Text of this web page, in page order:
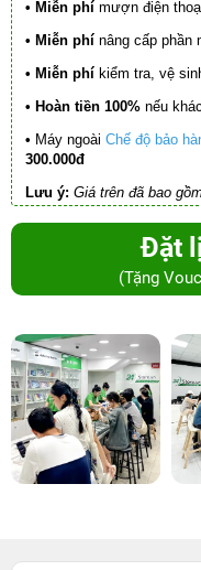
• Miễn phí mượn điện
• Miễn phí nâng cấp phần
• Miễn phí kiểm tra, vệ
• Hoàn tiền 100% nếu
• Máy ngoài Chế độ bảo
300.000đ
Lưu ý: Giá trên đã bao
Đặt
(Tặng